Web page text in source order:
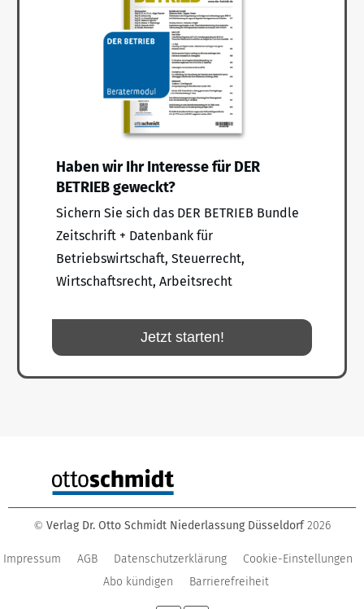
Haben wir Ihr Interesse für DER
BETRIEB geweckt?
Sichern Sie sich das DER BETRIEB Bundle
Zeitschrift + Datenbank für
Betriebswirtschaft, Steuerrecht,
Wirtschaftsrecht, Arbeitsrecht
Jetzt starten!
© Verlag Dr. Otto Schmidt Niederlassung Düsseldorf 2026
Impressum AGB Datenschutzerklärung
Cookie-Einstellungen
Abo kündigen
Barrierefreiheit